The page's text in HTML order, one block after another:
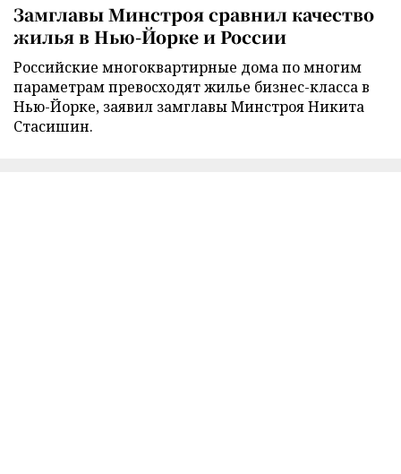
Замглавы Минстроя сравнил качество
жилья в Нью-Йорке и России
Российские многоквартирные дома по многим
параметрам превосходят жилье бизнес-класса в
Нью-Йорке, заявил замглавы Минстроя Никита
Стасишин.